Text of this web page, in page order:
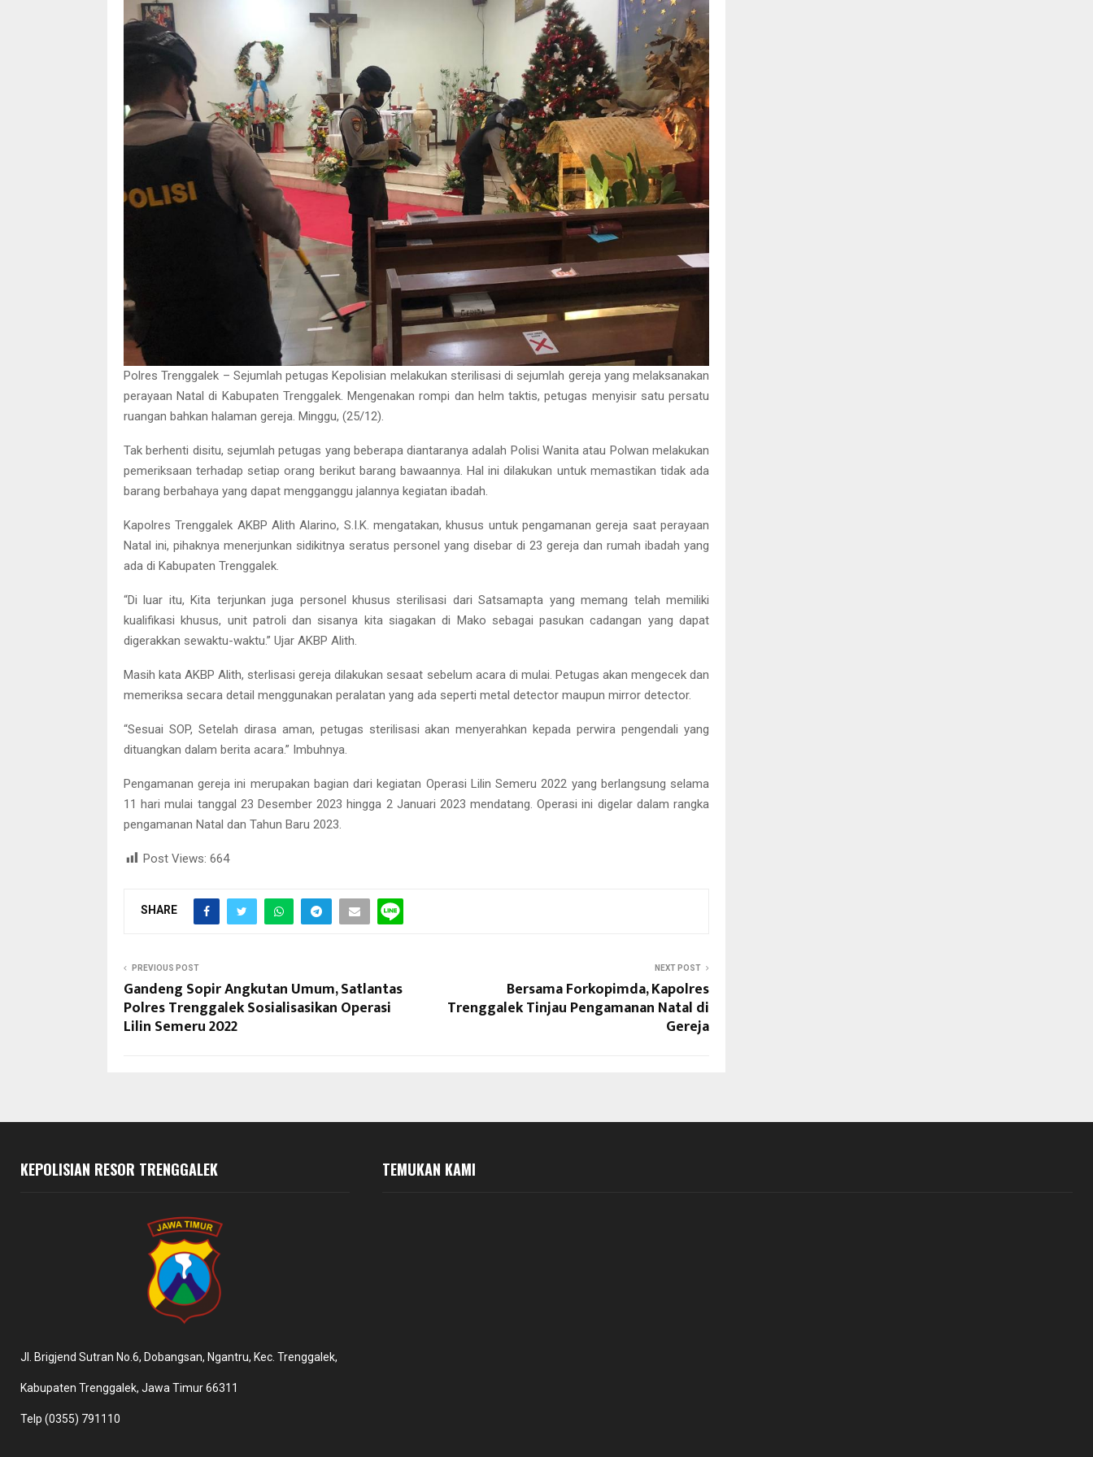
Polres Trenggalek – Sejumlah petugas Kepolisian melakukan sterilisasi di sejumlah gereja yang melaksanakan
perayaan Natal di Kabupaten Trenggalek. Mengenakan rompi dan helm taktis, petugas menyisir satu persatu
ruangan bahkan halaman gereja. Minggu, (25/12).
Tak berhenti disitu, sejumlah petugas yang beberapa diantaranya adalah Polisi Wanita atau Polwan melakukan
pemeriksaan terhadap setiap orang berikut barang bawaannya. Hal ini dilakukan untuk memastikan tidak ada
barang berbahaya yang dapat mengganggu jalannya kegiatan ibadah.
Kapolres Trenggalek AKBP Alith Alarino, S.I.K. mengatakan, khusus untuk pengamanan gereja saat perayaan
Natal ini, pihaknya menerjunkan sidikitnya seratus personel yang disebar di 23 gereja dan rumah ibadah yang
ada di Kabupaten Trenggalek.
“Di luar itu, Kita terjunkan juga personel khusus sterilisasi dari Satsamapta yang memang telah memiliki
kualifikasi khusus, unit patroli dan sisanya kita siagakan di Mako sebagai pasukan cadangan yang dapat
digerakkan sewaktu-waktu.” Ujar AKBP Alith.
Masih kata AKBP Alith, sterlisasi gereja dilakukan sesaat sebelum acara di mulai. Petugas akan mengecek dan
memeriksa secara detail menggunakan peralatan yang ada seperti metal detector maupun mirror detector.
“Sesuai SOP, Setelah dirasa aman, petugas sterilisasi akan menyerahkan kepada perwira pengendali yang
dituangkan dalam berita acara.” Imbuhnya.
Pengamanan gereja ini merupakan bagian dari kegiatan Operasi Lilin Semeru 2022 yang berlangsung selama
11 hari mulai tanggal 23 Desember 2023 hingga 2 Januari 2023 mendatang. Operasi ini digelar dalam rangka
pengamanan Natal dan Tahun Baru 2023.
Post Views: 664
SHARE
PREVIOUS POST
Gandeng Sopir Angkutan Umum, Satlantas
Polres Trenggalek Sosialisasikan Operasi
Lilin Semeru 2022
NEXT POST
Bersama Forkopimda, Kapolres
Trenggalek Tinjau Pengamanan Natal di
Gereja
KEPOLISIAN RESOR TRENGGALEK
Jl. Brigjend Sutran No.6, Dobangsan, Ngantru, Kec. Trenggalek,
Kabupaten Trenggalek, Jawa Timur 66311
Telp (0355) 791110
TEMUKAN KAMI